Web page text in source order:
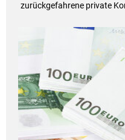
zurückgefahrene private